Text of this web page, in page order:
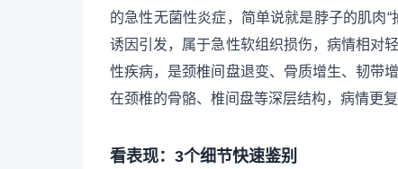
的急性无菌性炎症，简单说就是脖子的肌肉
诱因引发，属于急性软组织损伤，病情相对
性疾病，是颈椎间盘退变、骨质增生、韧带
在颈椎的骨骼、椎间盘等深层结构，病情更
看表现：3个细节快速鉴别